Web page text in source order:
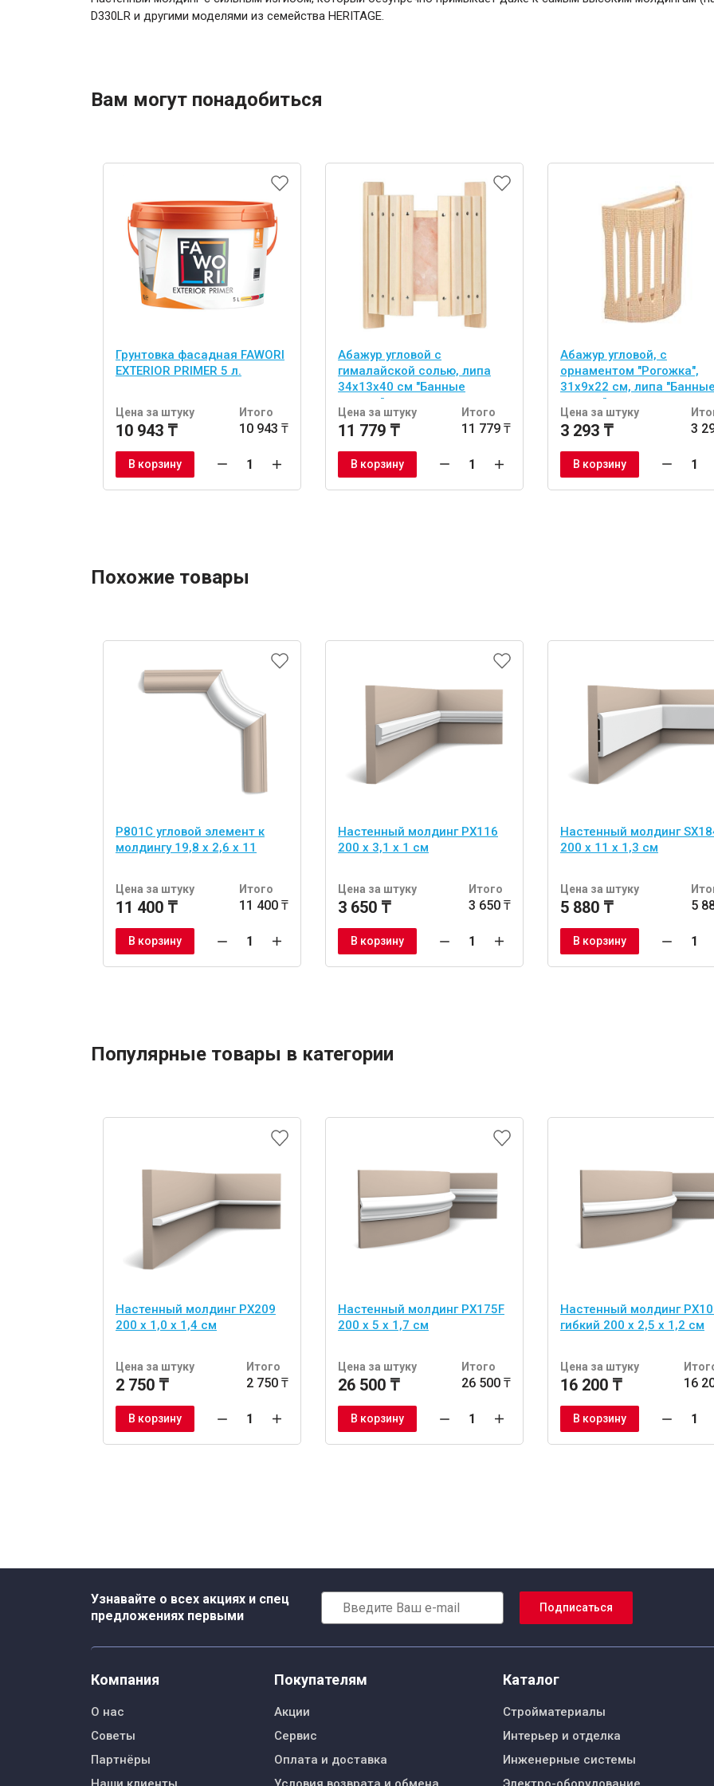
D330LR и другими моделями из семейства HERITAGE.
Вам могут понадобиться
Грунтовка фасадная FAWORI
EXTERIOR PRIMER 5 л.
Цена за штуку
10 943 ₸
Итого
10 943 ₸
В корзину
Абажур угловой с
гималайской солью, липа
34х13х40 см "Банные
штучки"
Цена за штуку
11 779 ₸
Итого
11 779 ₸
В корзину
Абажур угловой, с
орнаментом "Рогожка",
31х9х22 см, липа "Банные
штучки"
Цена за штуку
3 293 ₸ 3
В корзину
Похожие товары
P801C угловой элемент к
молдингу 19,8 x 2,6 x 11
Цена за штуку
11 400 ₸
Итого
11 400 ₸
В корзину
Настенный молдинг PX116
200 x 3,1 x 1 см
Цена за штуку
3 650 ₸
Итого
3 650 ₸
В корзину
Настенный молдинг
200 х 11 х 1,3 см
Цена за штуку
5 880 ₸ 5
В корзину
Популярные товары в категории
Настенный молдинг PX209
200 х 1,0 х 1,4 см
Цена за штуку
2 750 ₸
Итого
2 750 ₸
В корзину
Настенный молдинг PX175F
200 x 5 x 1,7 см
Цена за штуку
26 500 ₸
Итого
26 500 ₸
В корзину
Настенный молдинг
гибкий 200 x 2,5 x 1,2 см
Цена за штуку
16 200 ₸ 16
В корзину
Узнавайте о всех акциях и спец
предложениях первыми
Подписаться
Компания
О нас
Советы
Партнёры
Покупателям
Акции
Сервис
Оплата и доставка
Каталог
Стройматериалы
Интерьер и отделка
Инженерные системы